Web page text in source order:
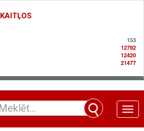
153
12792
12420
21477
Toggle